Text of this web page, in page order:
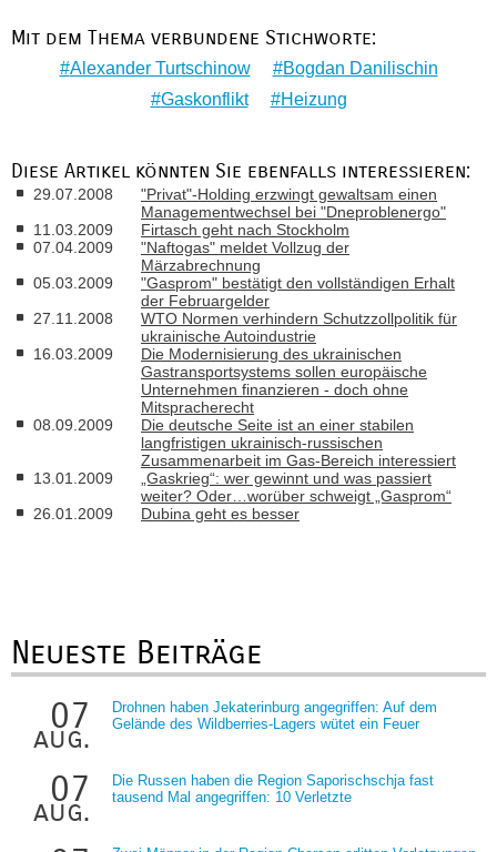
Mit dem Thema verbundene Stichworte:
Alexander Turtschinow
Bogdan Danilischin
Gaskonflikt
Heizung
Diese Artikel könnten Sie ebenfalls interessieren:
29.07.2008
"Privat"-Holding erzwingt gewaltsam einen
Managementwechsel bei "Dneproblenergo"
11.03.2009
Firtasch geht nach Stockholm
07.04.2009
"Naftogas" meldet Vollzug der
Märzabrechnung
05.03.2009
"Gasprom" bestätigt den vollständigen Erhalt
der Februargelder
27.11.2008
WTO Normen verhindern Schutzzollpolitik für
ukrainische Autoindustrie
16.03.2009
Die Modernisierung des ukrainischen
Gastransportsystems sollen europäische
Unternehmen finanzieren - doch ohne
Mitspracherecht
08.09.2009
Die deutsche Seite ist an einer stabilen
langfristigen ukrainisch-russischen
Zusammenarbeit im Gas-Bereich interessiert
13.01.2009
„Gaskrieg“: wer gewinnt und was passiert
weiter? Oder…worüber schweigt „Gasprom“
26.01.2009
Dubina geht es besser
Neueste Beiträge
07
aug.
Drohnen haben Jekaterinburg angegriffen: Auf dem
Gelände des Wildberries-Lagers wütet ein Feuer
07
aug.
Die Russen haben die Region Saporischschja fast
tausend Mal angegriffen: 10 Verletzte